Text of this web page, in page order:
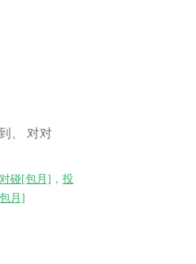
、 对对
碰[包月] ， 投
月]